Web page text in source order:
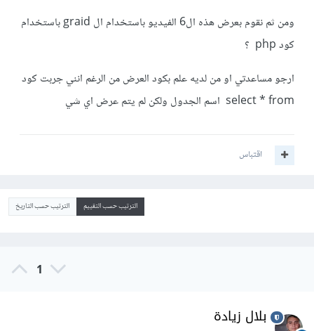
ومن ثم نقوم بعرض هذه ال6 الفيديو باستخدام ال graid باستخدام
كود php ؟
ارجو مساعدتي او من لديه علم بكود العرض من الرغم انني جربت كود
select * from اسم الجدول ولكن لم يتم عرض اي شي
اقتباس
الترتيب حسب التقييم الترتيب حسب التاريخ
1
بلال زيادة